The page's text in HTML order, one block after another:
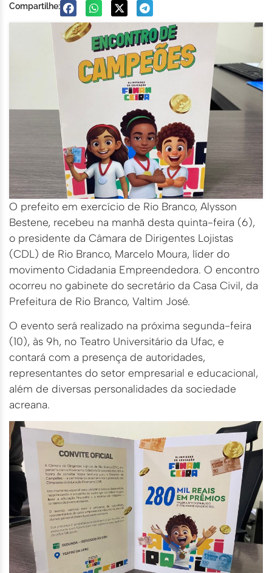
Compartilhe:
O prefeito em exercício de Rio Branco, Alysson
Bestene, recebeu na manhã desta quinta-feira (6),
o presidente da Câmara de Dirigentes Lojistas
(CDL) de Rio Branco, Marcelo Moura, líder do
movimento Cidadania Empreendedora. O encontro
ocorreu no gabinete do secretário da Casa Civil, da
Prefeitura de Rio Branco, Valtim José.
O evento será realizado na próxima segunda-feira
(10), às 9h, no Teatro Universitário da Ufac, e
contará com a presença de autoridades,
representantes do setor empresarial e educacional,
além de diversas personalidades da sociedade
acreana.